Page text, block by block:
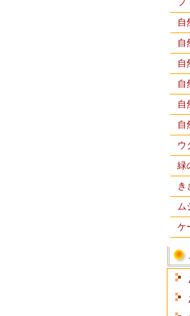
自
自
自
自
自
自
ウ
緑
き
ム
ケ